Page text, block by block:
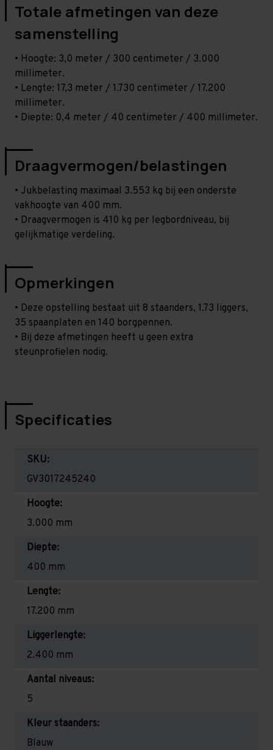
Totale afmetingen van deze
samenstelling
• Hoogte: 3,0 meter / 300 centimeter / 3.000
millimeter.
• Lengte: 17,3 meter / 1.730 centimeter / 17.200
millimeter.
• Diepte: 0,4 meter / 40 centimeter / 400 millimeter.
Draagvermogen/belastingen
• Jukbelasting maximaal 3.553 kg bij een onderste
vakhoogte van 400 mm.
• Draagvermogen is 410 kg per legbordniveau, bij
gelijkmatige verdeling.
Opmerkingen
• Deze opstelling bestaat uit 8 staanders, 1.73 liggers,
35 spaanplaten en 140 borgpennen.
• Bij deze afmetingen heeft u geen extra
steunprofielen nodig.
Specificaties
SKU:
GV3017245240
Hoogte:
3.000 mm
Diepte:
400 mm
Lengte:
17.200 mm
Liggerlengte:
2.400 mm
Aantal niveaus:
5
Kleur staanders:
Blauw